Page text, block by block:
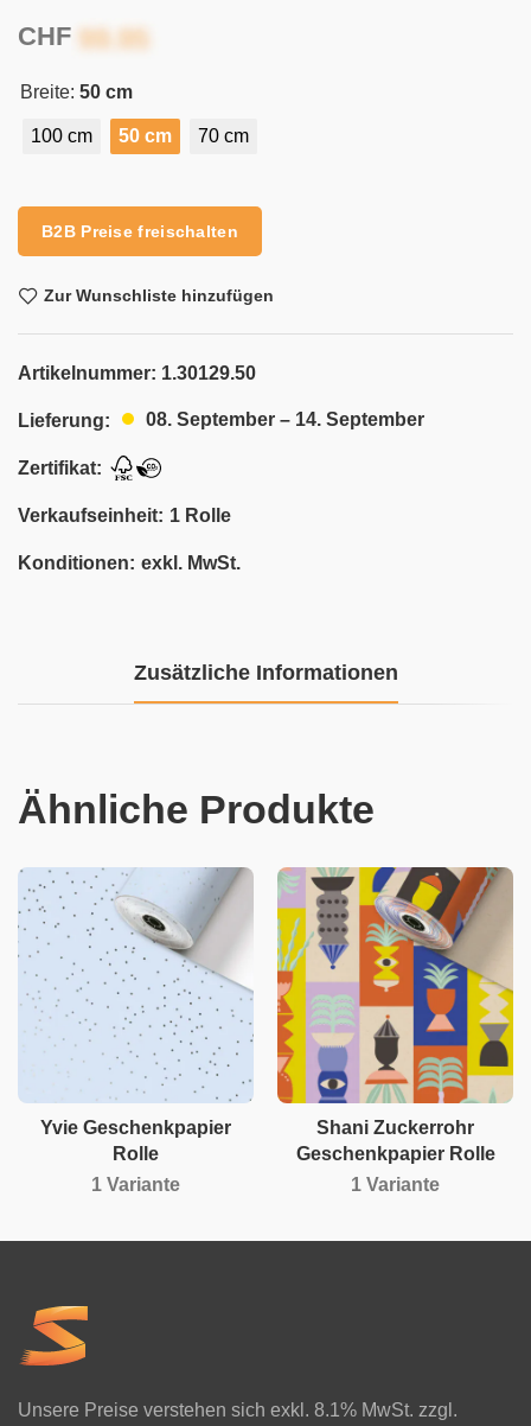
CHF
Breite: 50 cm
100 cm 50 cm 70 cm
B2B Preise freischalten
Zur Wunschliste hinzufügen
Artikelnummer: 1.30129.50
Lieferung: 08. September – 14. September
Zertifikat:
Verkaufseinheit: 1 Rolle
Konditionen: exkl. MwSt.
Zusätzliche Informationen
Ähnliche Produkte
Yvie Geschenkpapier
Rolle
1 Variante
Shani Zuckerrohr
Geschenkpapier Rolle
1 Variante
Unsere Preise verstehen sich exkl. 8.1% MwSt. zzgl.